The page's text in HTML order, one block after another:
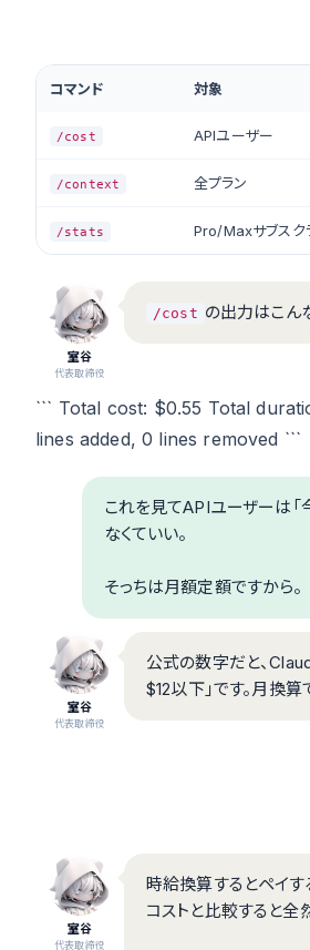
コマンド 対象
/cost APIユーザー
/context 全プラン
/stats Pro/Maxサブスク
室谷
代表取締役
/cost の出力はこん
``` Total cost: $0.55 Total
lines added, 0 lines removed ```
これを見てAPIユーザーは「
なくていい。
そっちは月額定額ですから。
室谷
代表取締役
公式の数字だと、
$12以下」です。月換
室谷
代表取締役
時給換算するとペイす
コストと比較すると全